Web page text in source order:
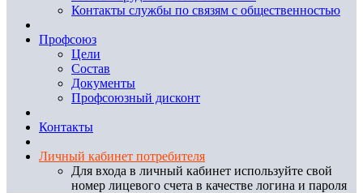
Контакты службы по связям с общественностью
Профсоюз
Цели
Состав
Документы
Профсоюзный дисконт
Контакты
Личный кабинет потребителя
Для входа в личный кабинет используйте свой
номер лицевого счета в качестве логина и пароля